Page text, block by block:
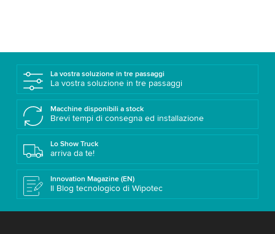
La vostra soluzione in tre passaggi
La vostra soluzione in tre passaggi
Macchine disponibili a stock
Brevi tempi di consegna ed installazione
Lo Show Truck
arriva da te!
Innovation Magazine (EN)
Il Blog tecnologico di Wipotec